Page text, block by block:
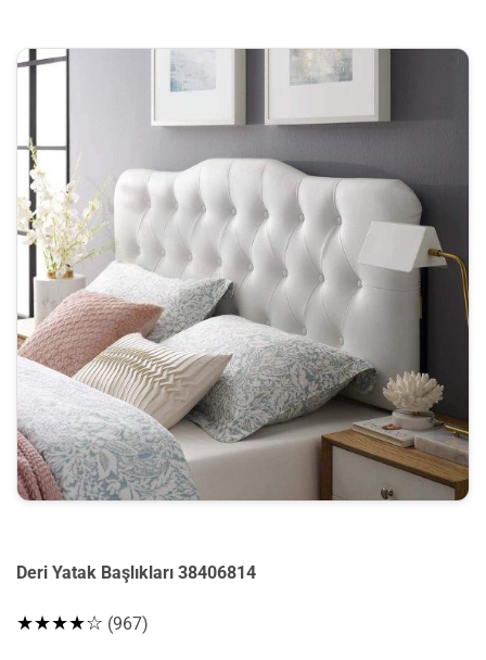
Deri Yatak Başlıkları 38406814
★★★★☆ (967)